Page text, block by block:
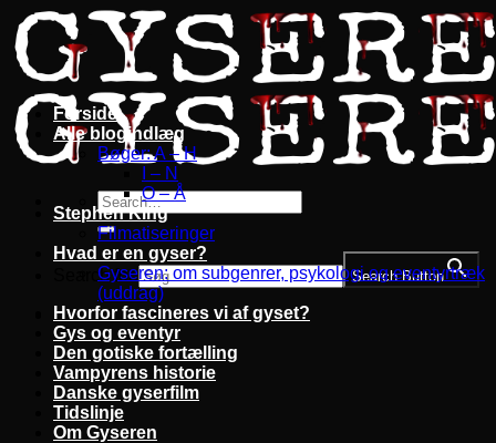
Fortsæt
til
indhold
Search for: Search Button
Forside
Alle blogindlæg
Bøger: A – H
I – N
O – Å
Stephen King
Filmatiseringer
Hvad er en gyser?
Gyseren: om subgenrer, psykologi og eventyrtræk
(uddrag)
Hvorfor fascineres vi af gyset?
Gys og eventyr
Den gotiske fortælling
Vampyrens historie
Danske gyserfilm
Tidslinje
Om Gyseren